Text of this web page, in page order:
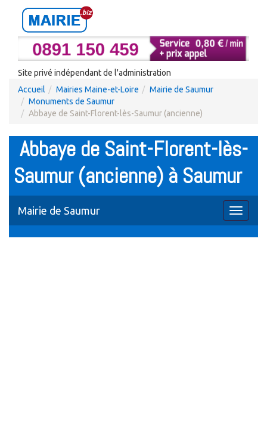
Site privé indépendant de l'administration
Accueil
Mairies Maine-et-Loire
Mairie de Saumur
Monuments de Saumur
Abbaye de Saint-Florent-lès-Saumur (ancienne)
Abbaye de Saint-Florent-lès-
Saumur (ancienne) à Saumur
Toggle
Mairie de Saumur